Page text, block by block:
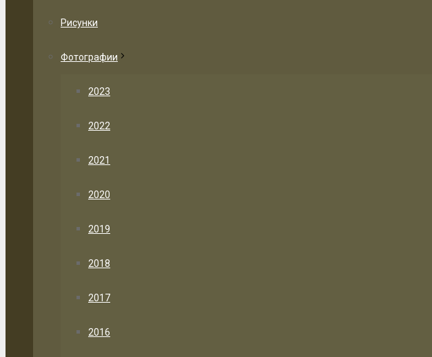
Рисунки
Фотографии
2023
2022
2021
2020
2019
2018
2017
2016